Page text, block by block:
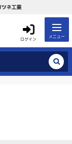
ネ工業
ログイン メニュー